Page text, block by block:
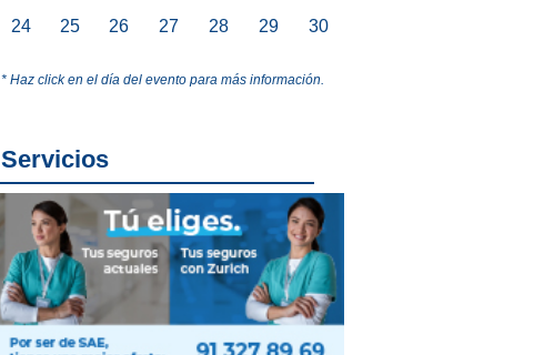
24 25 26 27 28 29 30
* Haz click en el día del evento para más información.
Servicios